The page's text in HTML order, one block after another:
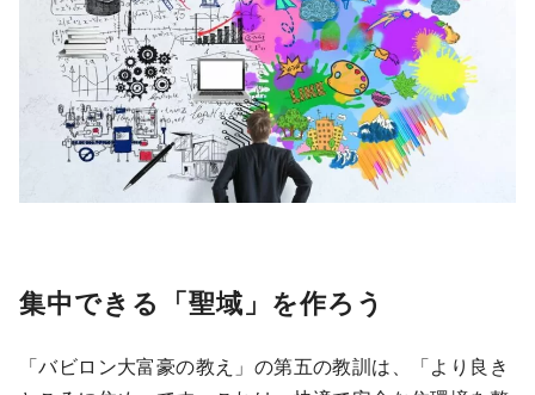
集中できる「聖域」を作ろう
「バビロン大富豪の教え」の第五の教訓は、「より良き